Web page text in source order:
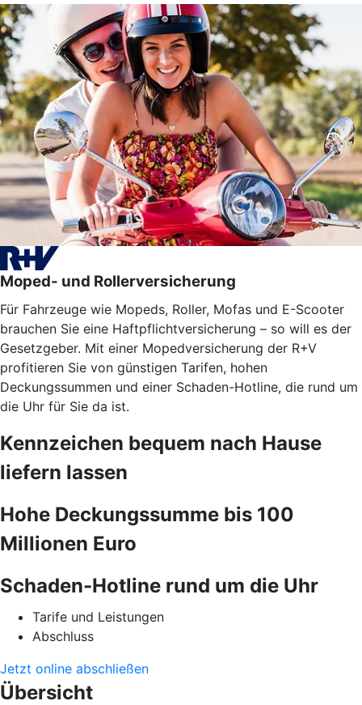
Moped- und Rollerversicherung
Für Fahrzeuge wie Mopeds, Roller, Mofas und E-Scooter
brauchen Sie eine Haftpflichtversicherung – so will es der
Gesetzgeber. Mit einer Mopedversicherung der R+V
profitieren Sie von günstigen Tarifen, hohen
Deckungssummen und einer Schaden-Hotline, die rund um
die Uhr für Sie da ist.
Kennzeichen bequem nach Hause
liefern lassen
Hohe Deckungssumme bis 100
Millionen Euro
Schaden-Hotline rund um die Uhr
Tarife und Leistungen
Abschluss
Jetzt online abschließen
Übersicht